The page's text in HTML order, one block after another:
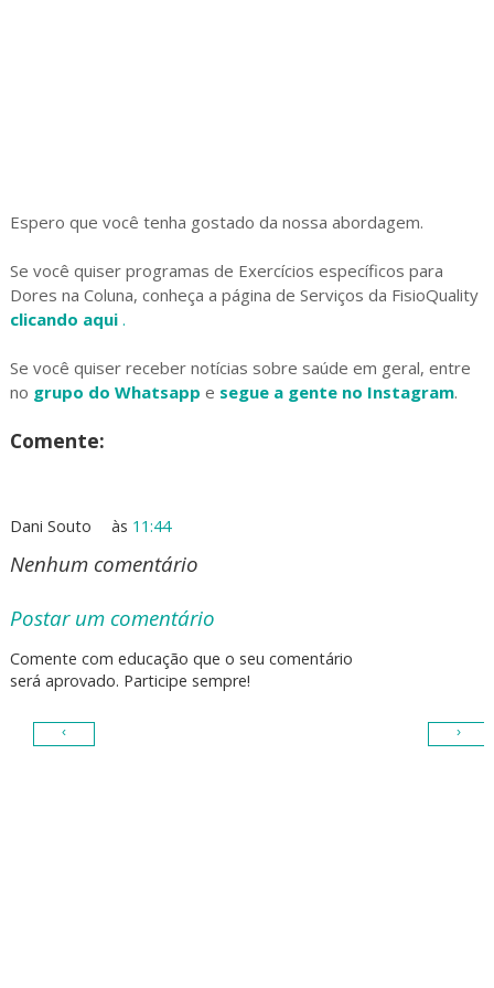
Espero que você tenha gostado da nossa abordagem.
Se você quiser programas de Exercícios específicos para
Dores na Coluna, conheça a página de Serviços da FisioQuality
clicando aqui .
Se você quiser receber notícias sobre saúde em geral, entre
no grupo do Whatsapp e segue a gente no Instagram.
Comente:
Dani Souto às 11:44
Nenhum comentário
Postar um comentário
Comente com educação que o seu comentário
será aprovado. Participe sempre!
‹ ›